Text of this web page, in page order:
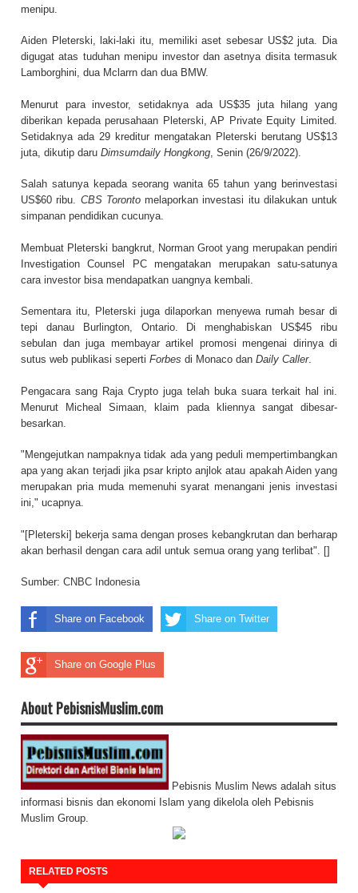
menipu.
Aiden Pleterski, laki-laki itu, memiliki aset sebesar US$2 juta. Dia
digugat atas tuduhan menipu investor dan asetnya disita termasuk
Lamborghini, dua Mclarrn dan dua BMW.
Menurut para investor, setidaknya ada US$35 juta hilang yang
diberikan kepada perusahaan Pleterski, AP Private Equity Limited.
Setidaknya ada 29 kreditur mengatakan Pleterski berutang US$13
juta, dikutip daru Dimsumdaily Hongkong , Senin (26/9/2022).
Salah satunya kepada seorang wanita 65 tahun yang berinvestasi
US$60 ribu. CBS Torontomelaporkan investasi itu dilakukan untuk
simpanan pendidikan cucunya.
Membuat Pleterski bangkrut, Norman Groot yang merupakan pendiri
Investigation Counsel PC mengatakan merupakan satu-satunya
cara investor bisa mendapatkan uangnya kembali.
Sementara itu, Pleterski juga dilaporkan menyewa rumah besar di
tepi danau Burlington, Ontario. Di menghabiskan US$45 ribu
sebulan dan juga membayar artikel promosi mengenai dirinya di
sutus web publikasi seperti Forbes di Monaco dan Daily Caller.
Pengacara sang Raja Crypto juga telah buka suara terkait hal ini.
Menurut Micheal Simaan, klaim pada kliennya sangat dibesar-
besarkan.
"Mengejutkan nampaknya tidak ada yang peduli mempertimbangkan
apa yang akan terjadi jika psar kripto anjlok atau apakah Aiden yang
merupakan pria muda memenuhi syarat menangani jenis investasi
ini," ucapnya.
"[Pleterski] bekerja sama dengan proses kebangkrutan dan berharap
akan berhasil dengan cara adil untuk semua orang yang terlibat". []
Sumber: CNBC Indonesia
Share on Facebook Share on Twitter
Share on Google Plus
About PebisnisMuslim.com
Pebisnis Muslim News adalah situs
informasi bisnis dan ekonomi Islam yang dikelola oleh Pebisnis
Muslim Group.
RELATED POSTS